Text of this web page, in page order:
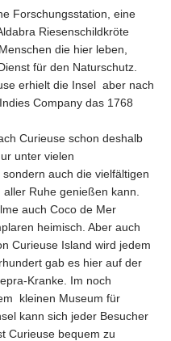
Forschungsstation, eine
Riesenschildkröte
die hier leben,
für den Naturschutz.
erhielt die Insel aber nach
Company das 1768
Curieuse schon deshalb
unter vielen
auch die vielfältigen
Ruhe genießen kann.
auch Coco de Mer
heimisch. Aber auch
Curieuse Island wird jedem
gab es hier auf der
Kranke. Im noch
kleinen Museum für
kann sich jeder Besucher
Curieuse bequem zu